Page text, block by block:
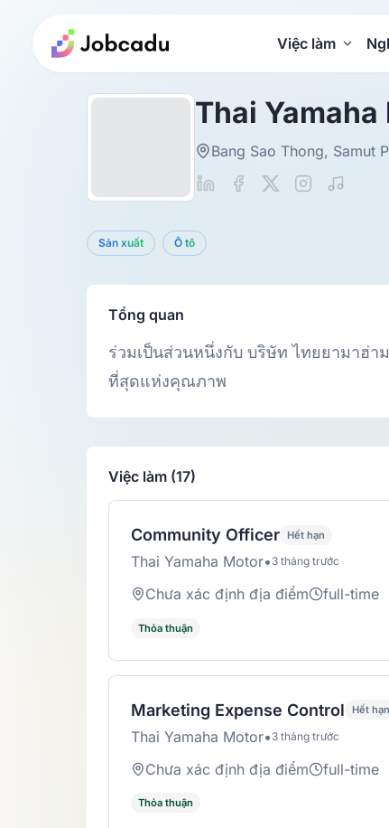
Việc làm
Thai
Bang Sao Thong, Samut
Sản xuất Ô tô
Tổng quan
ร่วมเป็นส่วนหนึ่งกับ บริษัท ไทยยามาฮ่
ที่สุดแห่งคุณภาพ
Việc làm (17)
Community Officer Hết hạn
Thai Yamaha Motor• 3 tháng trước
Chưa xác định địa điểm full-time
Thỏa thuận
Marketing Expense Control Hết hạn
Thai Yamaha Motor• 3 tháng trước
Chưa xác định địa điểm full-time
Thỏa thuận